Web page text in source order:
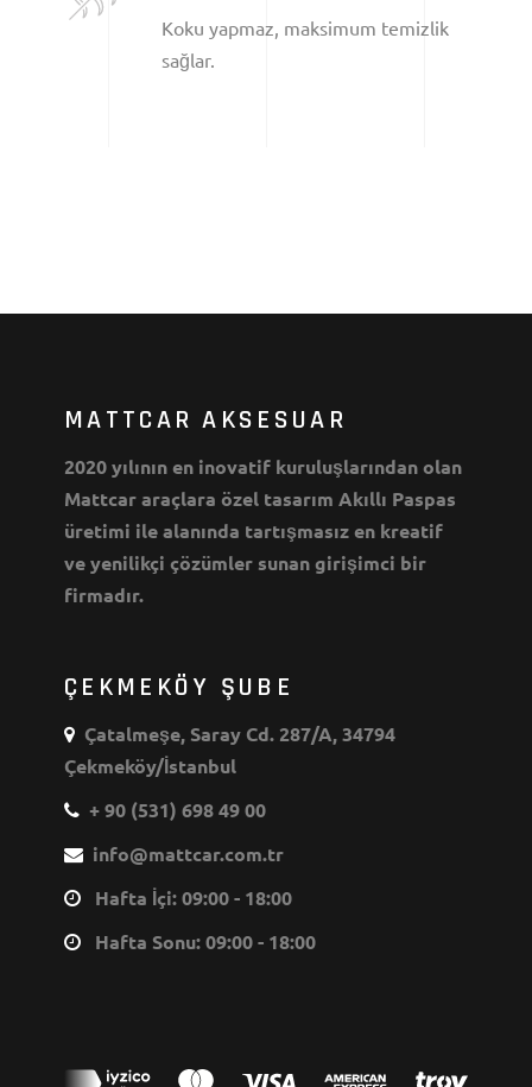
Koku yapmaz, maksimum temizlik
sağlar.
MATTCAR AKSESUAR
2020 yılının en inovatif kuruluşlarından olan
Mattcar araçlara özel tasarım Akıllı Paspas
üretimi ile alanında tartışmasız en kreatif
ve yenilikçi çözümler sunan girişimci bir
firmadır.
ÇEKMEKÖY ŞUBE
Çatalmeşe, Saray Cd. 287/A, 34794
Çekmeköy/İstanbul
+ 90 (531) 698 49 00
info@mattcar.com.tr
Hafta İçi: 09:00 - 18:00
Hafta Sonu: 09:00 - 18:00